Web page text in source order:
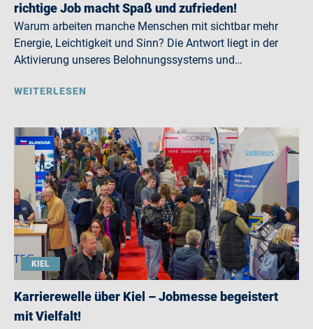
richtige Job macht Spaß und zufrieden!
Warum arbeiten manche Menschen mit sichtbar mehr
Energie, Leichtigkeit und Sinn? Die Antwort liegt in der
Aktivierung unseres Belohnungssystems und…
WEITERLESEN
KIEL
Karrierewelle über Kiel – Jobmesse begeistert
mit Vielfalt!